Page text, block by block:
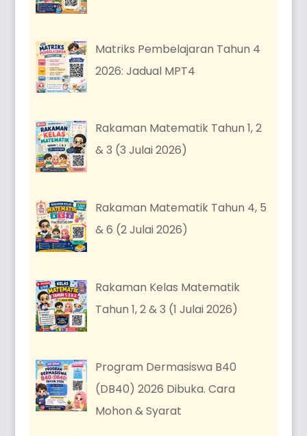
Matriks Pembelajaran Tahun 4
2026: Jadual MPT4
Rakaman Matematik Tahun 1, 2
& 3 (3 Julai 2026)
Rakaman Matematik Tahun 4, 5
& 6 (2 Julai 2026)
Rakaman Kelas Matematik
Tahun 1, 2 & 3 (1 Julai 2026)
Program Dermasiswa B40
(DB40) 2026 Dibuka. Cara
Mohon & Syarat